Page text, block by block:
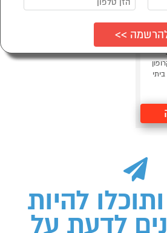
להיות
לדעת על